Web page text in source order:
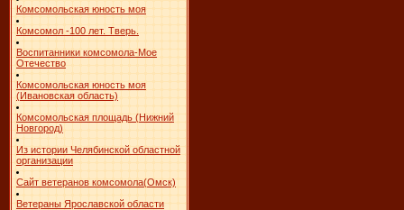
Комсомольская юность моя
Комсомол -100 лет. Тверь.
Воспитанники комсомола-Мое
Отечество
Комсомольская юность моя
(Ивановская область)
Комсомольская площадь (Нижний
Новгород)
Из истории Челябинской областной
организации
Сайт ветеранов комсомола(Омск)
Ветераны Ярославской области